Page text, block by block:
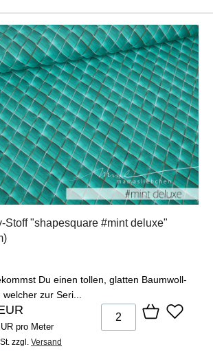
Stoff "shapesquare #mint deluxe"
Du einen tollen, glatten Baumwoll-
zur Seri...
pro Meter
zzgl. Versand